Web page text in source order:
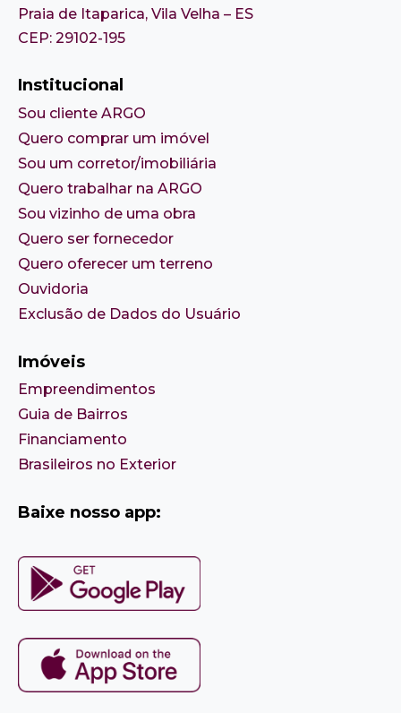
Praia de Itaparica, Vila Velha – ES
CEP: 29102-195
Institucional
Sou cliente ARGO
Quero comprar um imóvel
Sou um corretor/imobiliária
Quero trabalhar na ARGO
Sou vizinho de uma obra
Quero ser fornecedor
Quero oferecer um terreno
Ouvidoria
Exclusão de Dados do Usuário
Imóveis
Empreendimentos
Guia de Bairros
Financiamento
Brasileiros no Exterior
Baixe nosso app: